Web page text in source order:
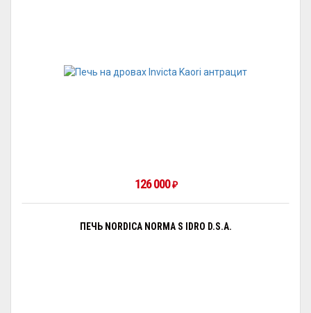
126 000 ₽
ПЕЧЬ NORDICA NORMA S IDRO D.S.A.